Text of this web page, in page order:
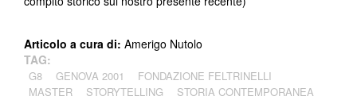
Articolo a cura di: Amerigo Nutolo
TAG:
G8 GENOVA 2001
FONDAZIONE FELTRINELLI
MASTER
STORYTELLING
STORIA CONTEMPORANEA